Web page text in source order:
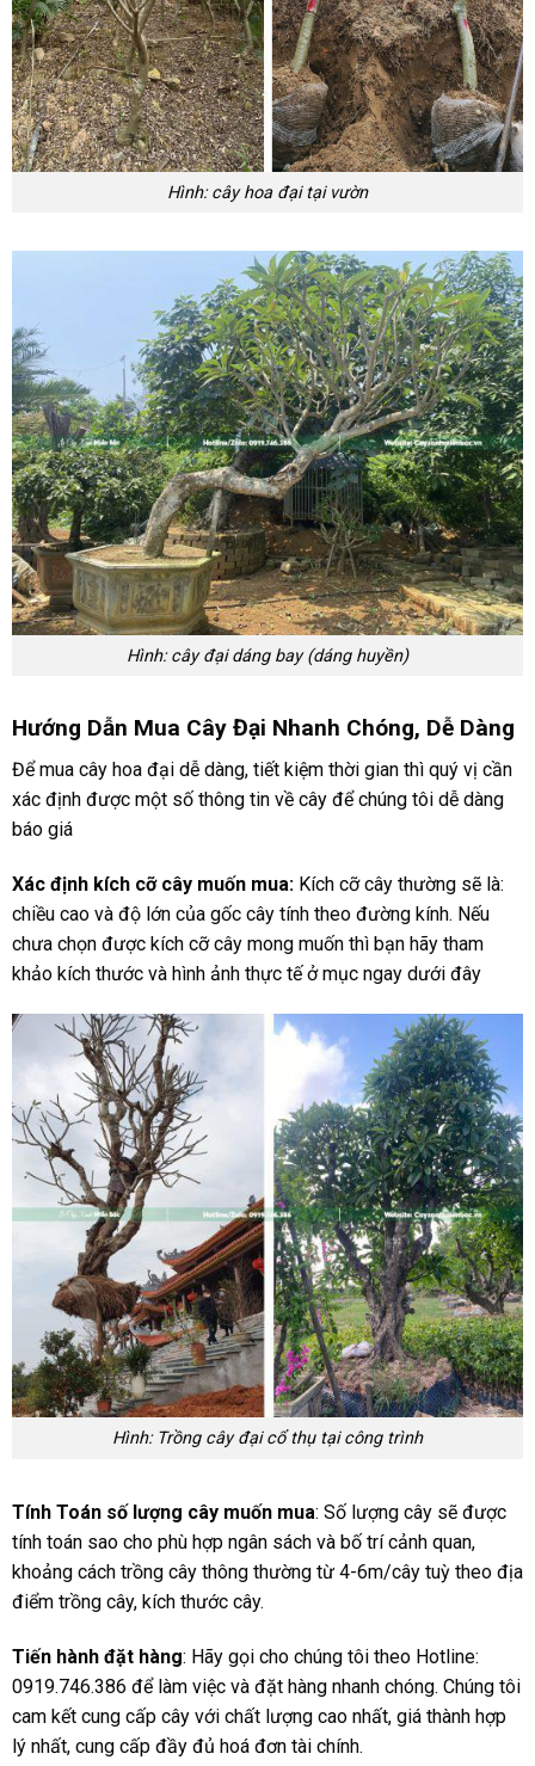
Hình: cây hoa đại tại vườn
Hình: cây đại dáng bay (dáng huyền)
Hướng Dẫn Mua Cây Đại Nhanh Chóng, Dễ Dàng
Để mua cây hoa đại dễ dàng, tiết kiệm thời gian thì quý vị cần
xác định được một số thông tin về cây để chúng tôi dễ dàng
báo giá
Xác định kích cỡ cây muốn mua:Kích cỡ cây thường sẽ là:
chiều cao và độ lớn của gốc cây tính theo đường kính. Nếu
chưa chọn được kích cỡ cây mong muốn thì bạn hãy tham
khảo kích thước và hình ảnh thực tế ở mục ngay dưới đây
Hình: Trồng cây đại cổ thụ tại công trình
Tính Toán số lượng cây muốn mua: Số lượng cây sẽ được
tính toán sao cho phù hợp ngân sách và bố trí cảnh quan,
khoảng cách trồng cây thông thường từ 4-6m/cây tuỳ theo địa
điểm trồng cây, kích thước cây.
Tiến hành đặt hàng: Hãy gọi cho chúng tôi theo Hotline:
0919.746.386 để làm việc và đặt hàng nhanh chóng. Chúng tôi
cam kết cung cấp cây với chất lượng cao nhất, giá thành hợp
lý nhất, cung cấp đầy đủ hoá đơn tài chính.